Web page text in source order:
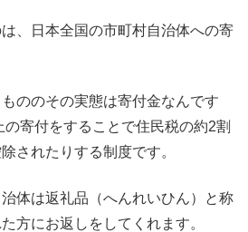
、日本全国の市町村自治体への寄
ののその実態は寄付金なんです
寄付をすることで住民税の約2割
されたりする制度です。
体は返礼品（へんれいひん）と称
方にお返しをしてくれます。